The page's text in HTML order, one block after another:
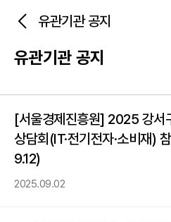
유관기관 공지
유관기관 공지
[서울경제진흥원] 2025 강서
상담회(IT·전기전자·소비재)
9.12)
2025.09.02